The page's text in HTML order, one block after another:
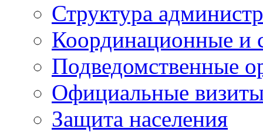
Структура
Координационные и
Подведомственные
Официальные
Защита населения